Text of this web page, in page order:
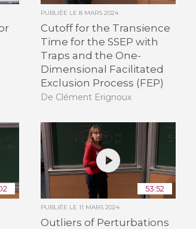
PUBLIÉE LE 8 MARS 2024
Cutoff for the Transience
Time for the SSEP with
Traps and the One-
Dimensional Facilitated
Exclusion Process (FEP)
De Clément Erignoux
53:52
PUBLIÉE LE 11 MARS 2024
Outliers of Perturbations